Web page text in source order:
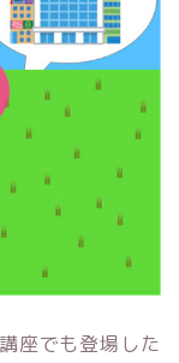
座でも登場した